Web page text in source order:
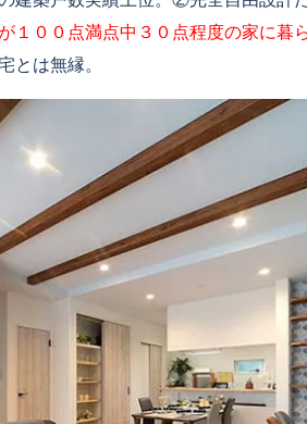
１００点満点中３０点程度の家に暮
とは無縁。